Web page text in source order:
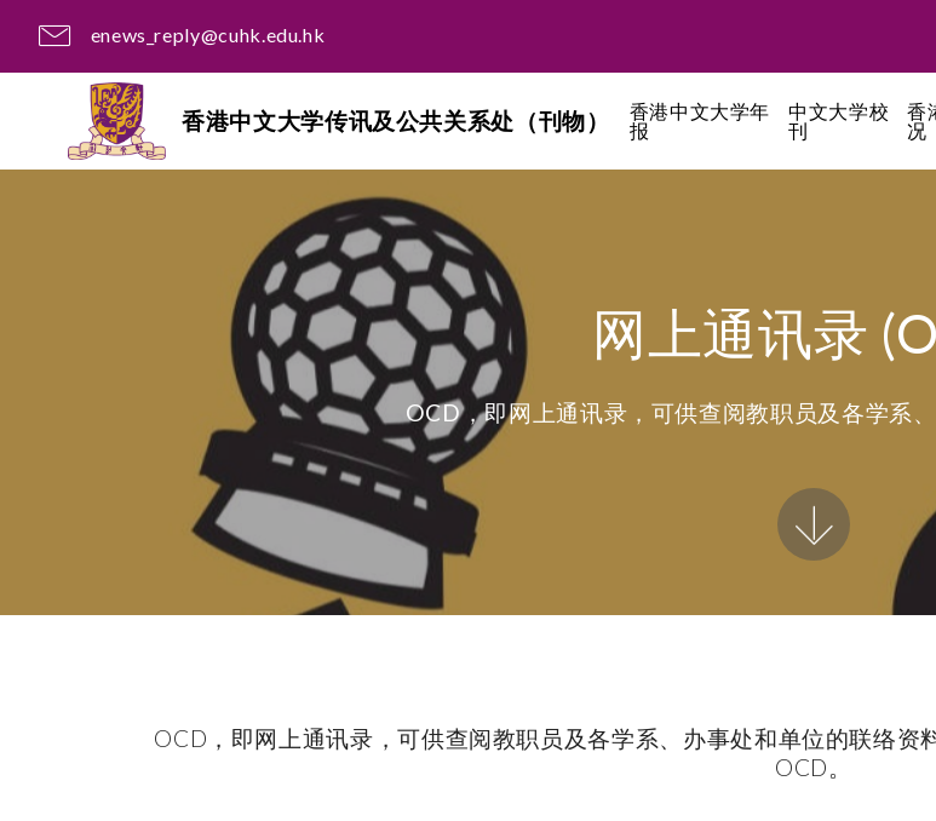
enews_reply@cuhk.edu.hk
香港中文大学传讯及公共关系处（刊物）
香港中文大学年
报
中文大学校
刊
香
况
网上通讯录
OCD，即网上通讯录，可供查阅教职员及各学系
OCD，即网上通讯录，可供查阅教职员及各学系、办事处和单位的联络
OCD。